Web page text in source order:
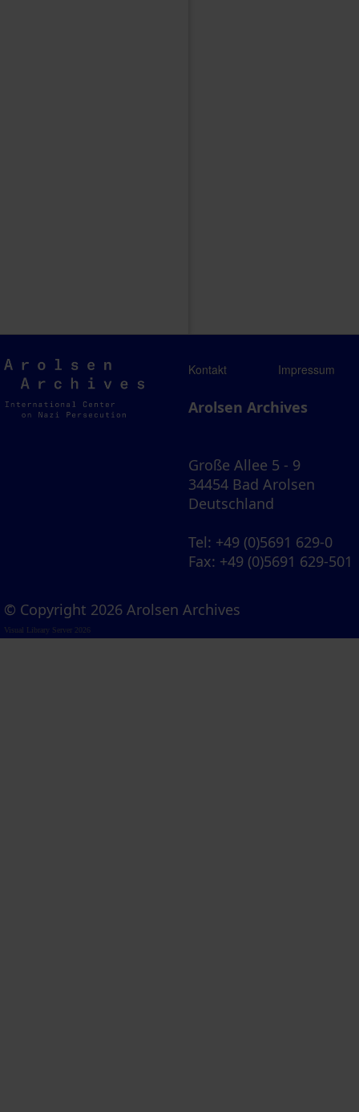
Arolsen
Archives
Kontakt Impressum
Arolsen Archives
Große Allee 5 - 9
34454 Bad Arolsen
Deutschland
Tel: +49 (0)5691 629-0
Fax: +49 (0)5691 629-501
© Copyright 2026 Arolsen Archives
Visual Library Server 2026